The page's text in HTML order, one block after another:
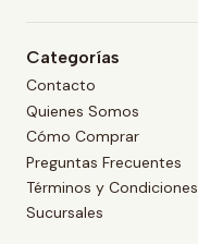
Categorías
Contacto
Quienes Somos
Cómo Comprar
Preguntas Frecuentes
Términos y Condiciones
Sucursales